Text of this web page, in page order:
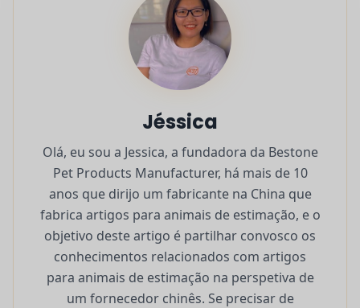
Jéssica
Olá, eu sou a Jessica, a fundadora da Bestone
Pet Products Manufacturer, há mais de 10
anos que dirijo um fabricante na China que
fabrica artigos para animais de estimação, e o
objetivo deste artigo é partilhar convosco os
conhecimentos relacionados com artigos
para animais de estimação na perspetiva de
um fornecedor chinês. Se precisar de